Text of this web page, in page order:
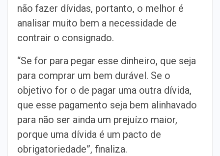
não fazer dívidas, portanto, o melhor é
analisar muito bem a necessidade de
contrair o consignado.
“Se for para pegar esse dinheiro, que seja
para comprar um bem durável. Se o
objetivo for o de pagar uma outra dívida,
que esse pagamento seja bem alinhavado
para não ser ainda um prejuízo maior,
porque uma dívida é um pacto de
obrigatoriedade”, finaliza.